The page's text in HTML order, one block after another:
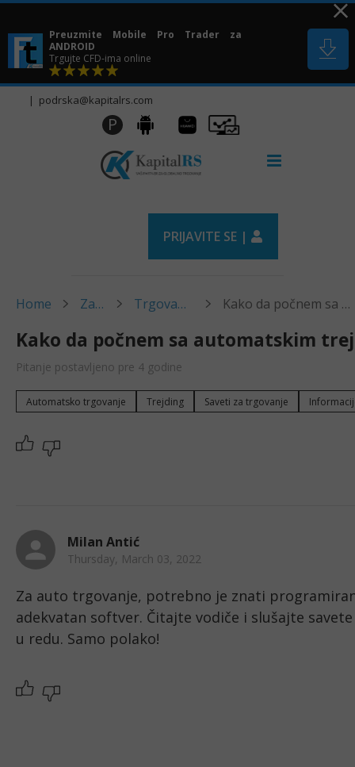
Skip
content Preuzmite Mobile Pro Trader za
ANDROID
Trgujte CFD-ima online
| podrska@kapitalrs.com
P Android
Huawei
AppGallery
Pro
Trader
PRIJAVITE SE |
Home Zajednica Trgovanje Sirovinama Kako da počnem sa automatskim trejdovanjem?
Kako da počnem sa automatskim
Pitanje postavljeno pre 4 godine
Automatsko trgovanje Trejding Saveti za trgovanje
Milan Antić
Thursday, March 03, 2022
Za auto trgovanje, potrebno je znati
adekvatan softver. Čitajte vodiče i slušajte
u redu. Samo polako!